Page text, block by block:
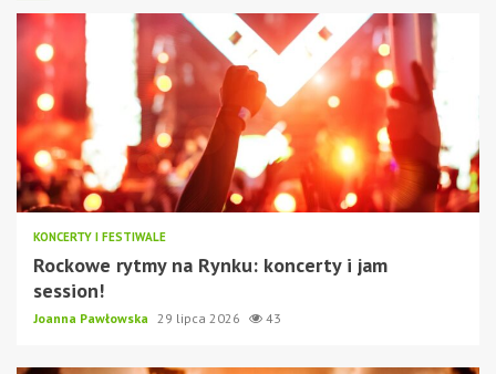
KONCERTY I FESTIWALE
Rockowe rytmy na Rynku: koncerty i jam
session!
Joanna Pawłowska 29 lipca 2026 43